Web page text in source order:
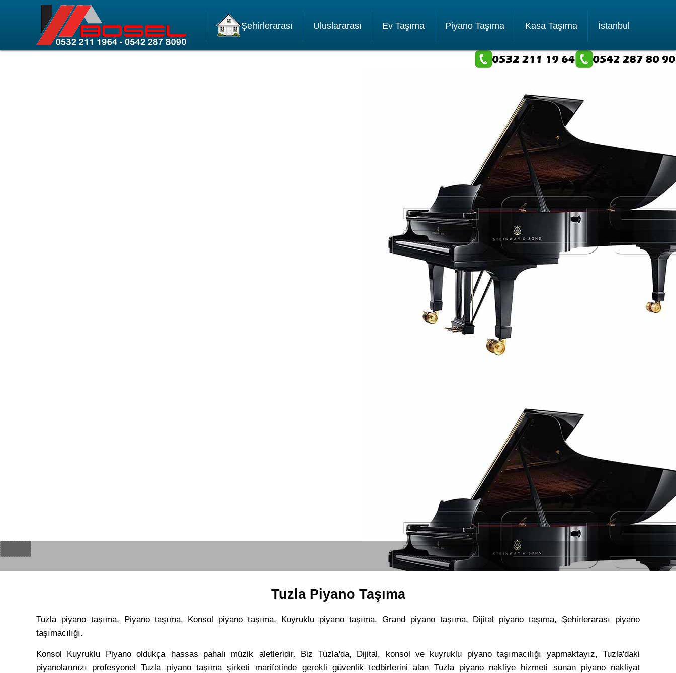
Şehirlerarası Uluslararası Ev Taşıma Piyano Taşıma Kasa Taşıma İstanbul
Tuzla Piyano Taşıma
Tuzla piyano taşıma, Piyano taşıma, Konsol piyano taşıma, Kuyruklu piyano taşıma, Grand piyano taşıma, Dijital piyano taşıma, Şehirlerarası piyano
taşımacılığı.
Konsol Kuyruklu Piyano oldukça hassas pahalı müzik aletleridir. Biz Tuzla'da, Dijital, konsol ve kuyruklu piyano taşımacılığı yapmaktayız, Tuzla'daki
piyanolarınızı profesyonel Tuzla piyano taşıma şirketi marifetinde gerekli güvenlik tedbirlerini alan Tuzla piyano nakliye hizmeti sunan piyano nakliyat